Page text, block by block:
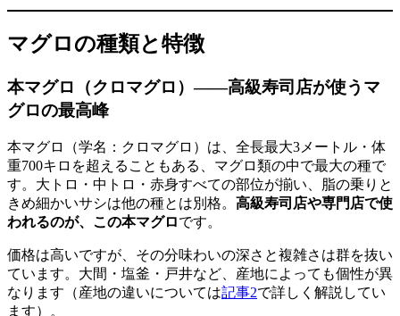
マグロの種類と特徴
本マグロ（クロマグロ）――高級寿司店が使うマ
グロの最高峰
本マグロ（学名：クロマグロ）は、全長最大3メートル・体
重700キロを超えることもある、マグロ類の中で最大の種で
す。大トロ・中トロ・赤身すべての部位が揃い、脂の乗りと
きめ細かいサシは他の種とは別格。 高級寿司店や専門店で使
われるのが、この本マグロです。
価格は高いですが、その分味わいの深さと複雑さは群を抜い
ています。大間・塩釜・戸井など、産地によっても個性が異
なります（産地の違いについては記事2で詳しく解説してい
ます）。